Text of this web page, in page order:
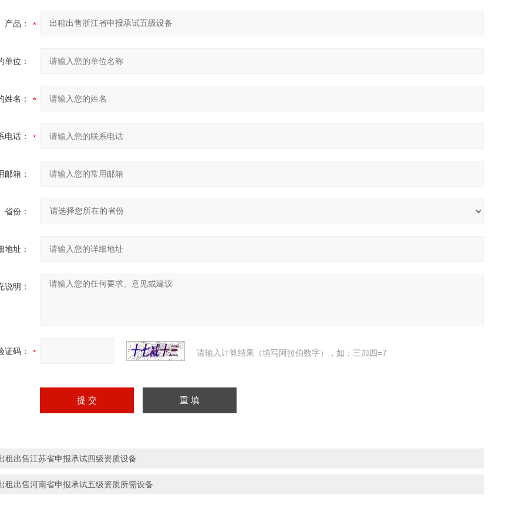
产品：
单位：
姓名：
电话：
邮箱：
省份：
地址：
说明：
证码： 请输入计算结果（填写阿拉伯数字），如：三加四=7
租出售江苏省申报承试四级资质设备
租出售河南省申报承试五级资质所需设备